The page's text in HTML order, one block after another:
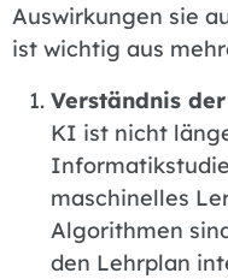
Auswirkungen sie
ist wichtig aus
Verständnis
KI ist nicht
maschinelles
Algorithmen
den Lehrplan